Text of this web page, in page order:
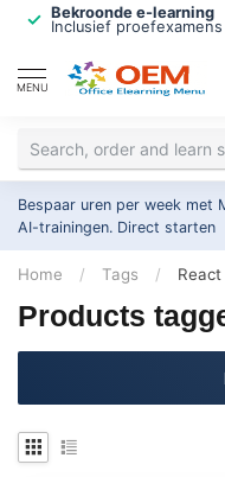
Bekroonde e-learning
Inclusief
MENU
Bespaar uren per week met
AI-trainingen. Direct starten
Home / Tags / React
Products